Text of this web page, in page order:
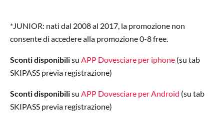
*JUNIOR: nati dal 2008 al 2017, la promozione non
consente di accedere alla promozione 0-8 free.
Sconti disponibilisu APP Dovesciare per iphone (su tab
SKIPASS previa registrazione)
Sconti disponibilisu APP Dovesciare per Android (su tab
SKIPASS previa registrazione)